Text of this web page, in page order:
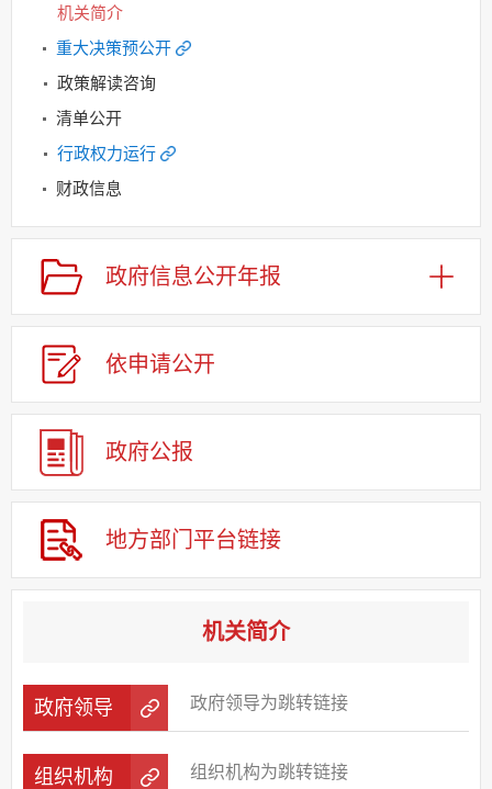
机关简介
重大决策预公开
政策解读咨询
清单公开
行政权力运行
财政信息
重点领域信息公开
规划信息
建议提案办理
公务员及事业单位招录
应急管理
回应关切
监督保障
其他法定信息
政府信息公开年报
依申请公开
政府公报
地方部门平台链接
机关简介
政府领导 政府领导为跳转链接
组织机构 组织机构为跳转链接